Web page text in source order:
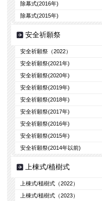
除幕式(2016年)
除幕式(2015年)
安全祈願祭
安全祈願祭（2022）
安全祈願祭(2021年)
安全祈願祭(2020年)
安全祈願祭(2019年)
安全祈願祭(2018年)
安全祈願祭(2017年)
安全祈願祭(2016年)
安全祈願祭(2015年)
安全祈願祭(2014年以前)
上棟式/植樹式
上棟式/植樹式（2022）
上棟式/植樹式（2023）